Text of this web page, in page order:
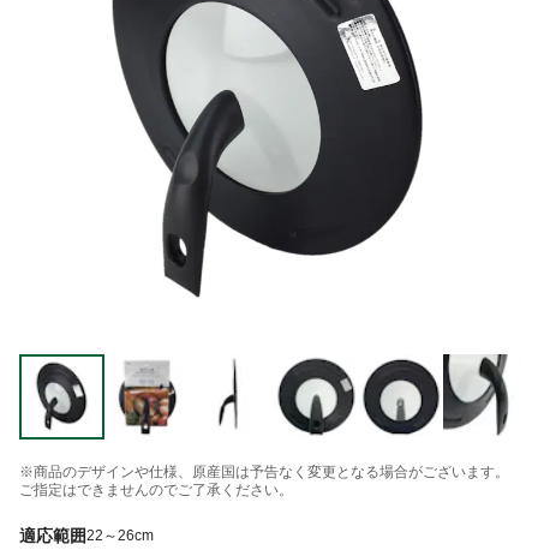
※商品のデザインや仕様、原産国は予告なく変更となる場合がございます。
ご指定はできませんのでご了承ください。
適応範囲22～26cm